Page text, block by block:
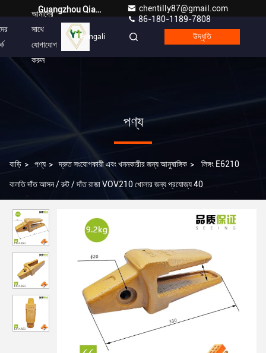
Guangzhou Qianyuan Construction Machinery Co,.LTD
chentilly87@gmail.com
86-180-1189-7808
আমাদের
সাথে
যোগাযোগ
করুন
Bengali উদ্ধৃতি
পণ্য
বাড়ি > পণ্য > দ্রুত সংযোগকারী এবং খননকারীর জন্য আনুষাঙ্গিক > লিঙ্গং E6210
বালতি দাঁত আসন / রুট / দাঁত রাজা VOV210 খোলার জন্য প্রযোজ্য 40